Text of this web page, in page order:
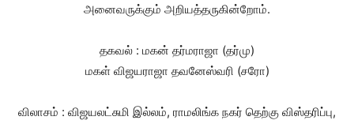
அனைவருக்கும் அறியத்தருகின்றோம்.
தகவல் : மகன் தர்மராஜா (தர்மு)
மகள் விஜயராஜா தவனேஸ்வரி (சரோ)
விலாசம் : விஜயலட்சுமி இல்லம், ராமலிங்க நகர் தெற்கு விஸ்தரிப்பு,